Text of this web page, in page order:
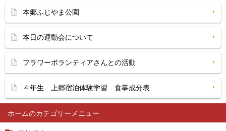
ホーム
本郷ふじやま公園
本日の運動会について
フラワーボランティアさんとの活動
４年生 上郷宿泊体験学習 食事成分表